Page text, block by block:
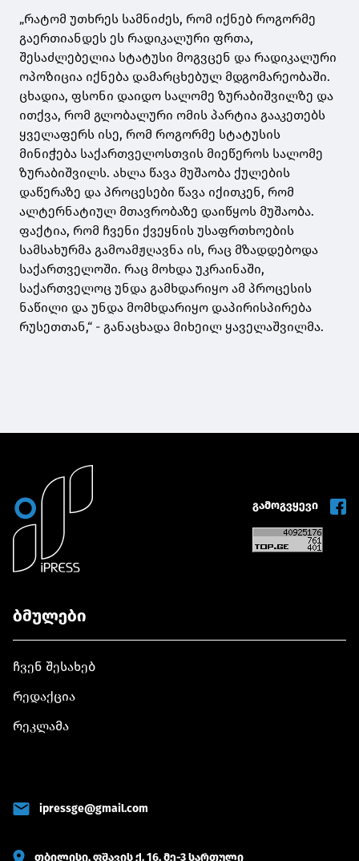
„რატომ უთხრეს სამნიძეს, რომ იქნებ როგორმე
გაერთიანდეს ეს რადიკალური ფრთა,
შესაძლებელია სტატუსი მოგვცენ და რადიკალური
ოპოზიცია იქნება დამარცხებულ მდგომარეობაში.
ცხადია, ფსონი დაიდო სალომე ზურაბიშვილზე და
ითქვა, რომ გლობალური ომის პარტია გააკეთებს
ყველაფერს ისე, რომ როგორმე სტატუსის
მინიჭება საქართველოსთვის მიეწეროს სალომე
ზურაბიშვილს. ახლა წავა მუშაობა ქულების
დაწერაზე და პროცესები წავა იქითკენ, რომ
ალტერნატიულ მთავრობაზე დაიწყოს მუშაობა.
ფაქტია, რომ ჩვენი ქვეყნის უსაფრთხოების
სამსახურმა გამოამჟღავნა ის, რაც მზადდებოდა
საქართველოში. რაც მოხდა უკრაინაში,
საქართველოც უნდა გამხდარიყო ამ პროცესის
ნაწილი და უნდა მომხდარიყო დაპირისპირება
რუსეთთან,“ - განაცხადა მიხეილ ყაველაშვილმა.
გამოგვყევი
ბმულები
ჩვენ შესახებ
რედაქცია
რეკლამა
ipressge@gmail.com
თბილისი, ფშავის ქ. 16, მე-3 სართული